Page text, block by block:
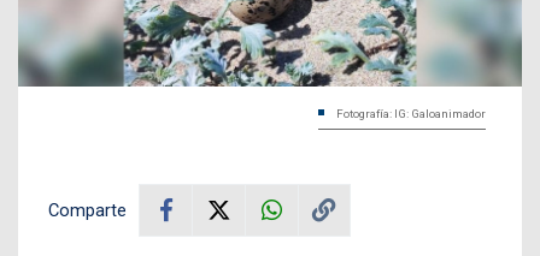
Fotografía: IG: Galoanimador
Comparte